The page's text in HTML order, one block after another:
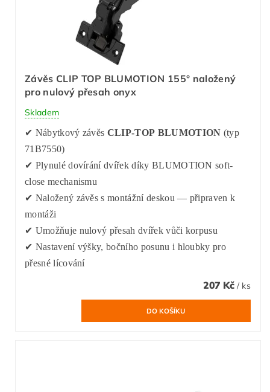
Závěs CLIP TOP BLUMOTION 155° naložený
pro nulový přesah onyx
Skladem
✔ Nábytkový závěs CLIP-TOP BLUMOTION (typ
71B7550)
✔ Plynulé dovírání dvířek díky BLUMOTION soft-
close mechanismu
✔ Naložený závěs s montážní deskou — připraven k
montáži
✔ Umožňuje nulový přesah dvířek vůči korpusu
✔ Nastavení výšky, bočního posunu i hloubky pro
přesné lícování
207 Kč / ks